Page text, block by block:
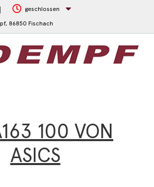
geschlossen
86850 Fischach
100 VON
ASICS